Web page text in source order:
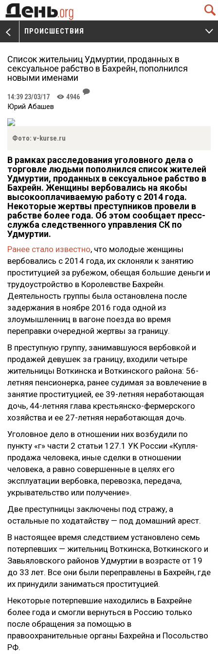
Q
V
ПРОИСШЕСТВИЯ
W
Список жительниц Удмуртии, проданных в
сексуальное рабство в Бахрейн, пополнился
новыми именами
14:39 23/03/17 K 4946
J
Юрий Абашев
Фото: v-kurse.ru
В рамках расследования уголовного дела о
торговле людьми пополнился список жителей
Удмуртии, проданных в сексуальное рабство в
Бахрейн. Женщины вербовались на якобы
высокооплачиваемую работу с 2014 года.
Некоторые жертвы преступников провели в
рабстве более года. Об этом сообщает пресс-
служба следственного управления СК по
Удмуртии.
Ранее стало известно, что молодые женщины
вербовались с 2014 года, их склоняли к занятию
проституцией за рубежом, обещая большие деньги и
трудоустройство в Королевстве Бахрейн.
Деятельность группы была остановлена после
задержания в ноябре 2016 года одной из
злоумышленниц в вагоне поезда во время
переправки очередной жертвы за границу.
В преступную группу, занимавшуюся вербовкой и
продажей девушек за границу, входили четыре
жительницы Воткинска и Воткинского района: 56-
летняя пенсионерка, ранее судимая за вовлечение в
занятие проституцией, ее 39-летняя неработающая
дочь, 44-летняя глава крестьянско-фермерского
хозяйства и ее 27-летняя неработающая дочь.
Уголовное дело в отношении них возбудили по
пункту «г» части 2 статьи 127.1 УК России «Купля-
продажа человека, иные сделки в отношении
человека, а равно совершенные в целях его
эксплуатации вербовка, перевозка, передача,
укрывательство или получение».
Две преступницы заключены под стражу, а
остальные по ходатайству — под домашний арест.
В настоящее время следствием установлено семь
потерпевших — жительниц Воткинска, Воткинского и
Завьяловского районов Удмуртии в возрасте от 19
до 33 лет. Все они были переправлены в Бахрейн, где
их принудили заниматься проституцией.
Некоторые потерпевшие находились в Бахрейне
более года и смогли вернуться в Россию только
после обращения за помощью в
правоохранительные органы Бахрейна и Посольство
РФ.